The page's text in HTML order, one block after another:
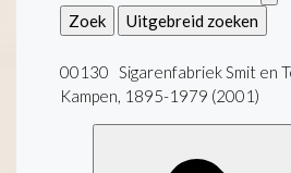
Zoek Uitgebreid zoeken
00130 Sigarenfabriek Smit en
Kampen, 1895-1979 (2001)